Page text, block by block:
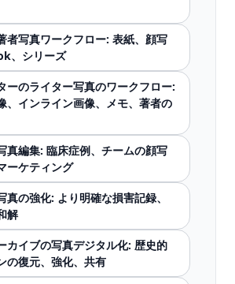
者写真ワークフロー: 表紙、顔写
、シリーズ
ーのライター写真のワークフロー:
、インライン画像、メモ、著者の
真編集: 臨床症例、チームの顔写
ーケティング
真の強化: より明確な損害記録、
解
カイブの写真デジタル化: 歴史的
の復元、強化、共有